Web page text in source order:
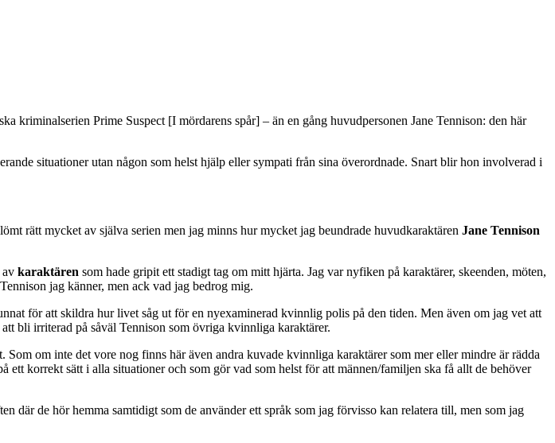
kriminalserien Prime Suspect [I mördarens spår] – än en gång huvudpersonen Jane Tennison: den här
situationer utan någon som helst hjälp eller sympati från sina överordnade. Snart blir hon involverad i
rätt mycket av själva serien men jag minns hur mycket jag beundrade huvudkaraktären Jane Tennison
av karaktären som hade gripit ett stadigt tag om mitt hjärta. Jag var nyfiken på karaktärer, skeenden, möten,
jag känner, men ack vad jag bedrog mig.
för att skildra hur livet såg ut för en nyexaminerad kvinnlig polis på den tiden. Men även om jag vet att
bli irriterad på såväl Tennison som övriga kvinnliga karaktärer.
om inte det vore nog finns här även andra kuvade kvinnliga karaktärer som mer eller mindre är rädda
ett korrekt sätt i alla situationer och som gör vad som helst för att männen/familjen ska få allt de behöver
där de hör hemma samtidigt som de använder ett språk som jag förvisso kan relatera till, men som jag